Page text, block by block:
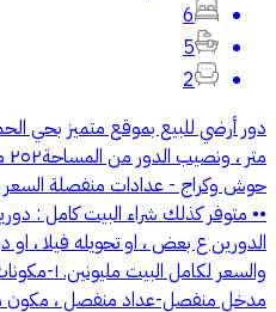
6
5
2
•• متوفر كذلك شراء البيت كامل :
والسعر